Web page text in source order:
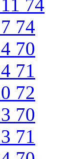
74
74
70
71
72
70
71